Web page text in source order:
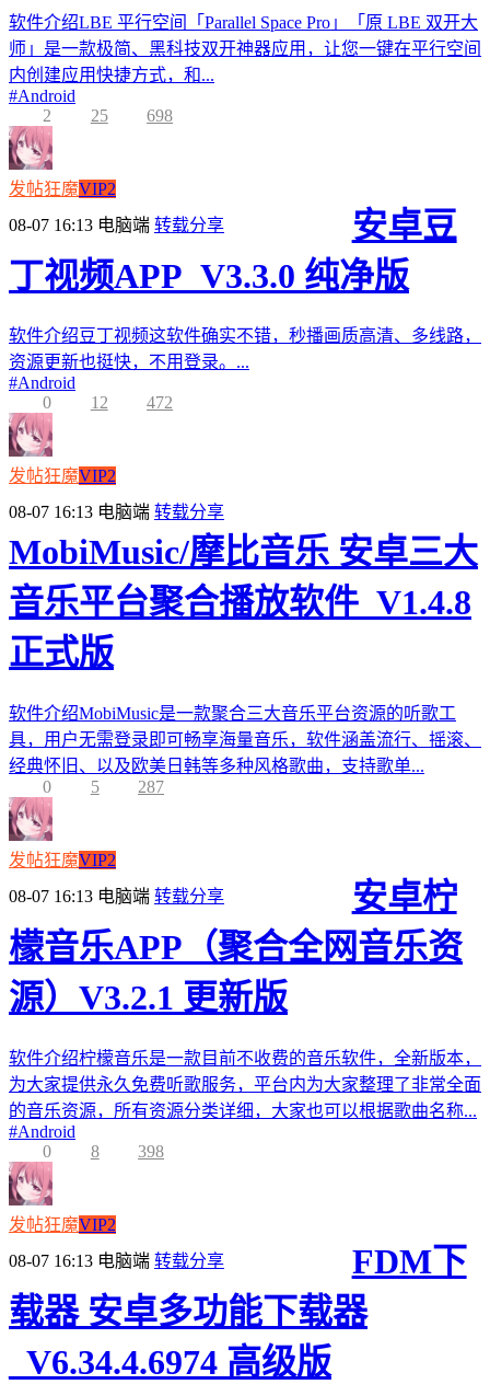
软件介绍LBE 平行空间「Parallel Space Pro」「原 LBE 双开大
师」是一款极简、黑科技双开神器应用，让您一键在平行空间
内创建应用快捷方式，和...
#Android
2
25 698
发帖狂魔VIP2
08-07 16:13 电脑端 转载分享
安卓豆
丁视频APP_V3.3.0 纯净版
软件介绍豆丁视频这软件确实不错，秒播画质高清、多线路，
资源更新也挺快，不用登录。...
#Android
0
12 472
发帖狂魔VIP2
08-07 16:13 电脑端 转载分享
MobiMusic/摩比音乐 安卓三大
音乐平台聚合播放软件_V1.4.8
正式版
软件介绍MobiMusic是一款聚合三大音乐平台资源的听歌工
具，用户无需登录即可畅享海量音乐，软件涵盖流行、摇滚、
经典怀旧、以及欧美日韩等多种风格歌曲，支持歌单...
0
5 287
发帖狂魔VIP2
08-07 16:13 电脑端 转载分享
安卓柠
檬音乐APP（聚合全网音乐资
源）V3.2.1 更新版
软件介绍柠檬音乐是一款目前不收费的音乐软件，全新版本，
为大家提供永久免费听歌服务，平台内为大家整理了非常全面
的音乐资源，所有资源分类详细，大家也可以根据歌曲名称...
#Android
0
8 398
发帖狂魔VIP2
08-07 16:13 电脑端 转载分享
FDM下
载器 安卓多功能下载器
_V6.34.4.6974 高级版